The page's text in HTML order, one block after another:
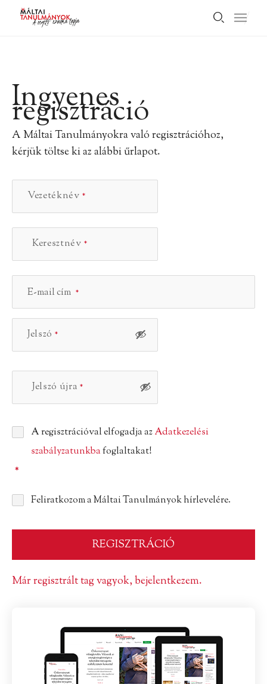
Ingyenes
regisztráció
A Máltai Tanulmányokra való regisztrációhoz,
kérjük töltse ki az alábbi űrlapot.
Vezetéknév
Keresztnév
E-mail cím *
Jelszó
Jelszó újra
A regisztrációval elfogadja azAdatkezelési
szabályzatunkbafoglaltakat!
*
Feliratkozom a Máltai Tanulmányok hírlevelére.
Már regisztrált tag vagyok, bejelentkezem.